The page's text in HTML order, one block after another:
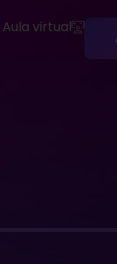
Aula virtual